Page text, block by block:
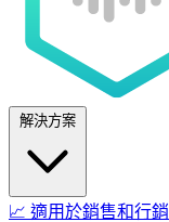
解決方案
📈 適用於銷售和行銷